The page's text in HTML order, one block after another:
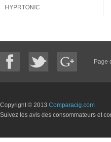
HYPRTONIC
Page
Copyright © 2013 Comparacig.com
Suivez les avis des consommateurs et